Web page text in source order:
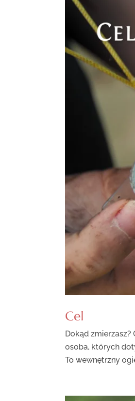
Cel
Dokąd
osoba, których
To wewnętrzny